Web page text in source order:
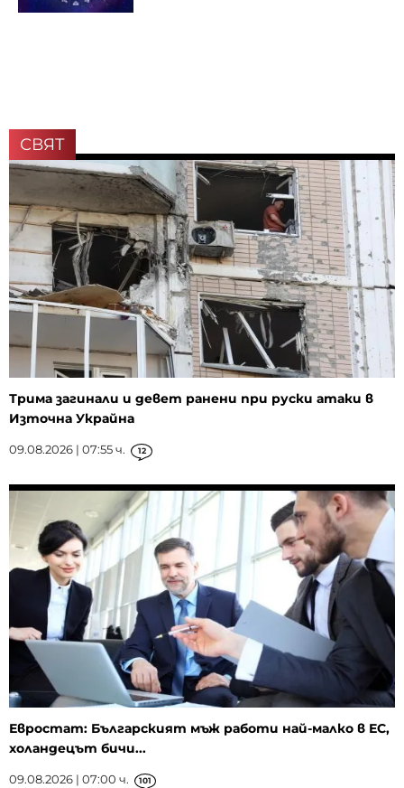
СВЯТ
Трима загинали и девет ранени при руски атаки в
Източна Украйна
09.08.2026 | 07:55 ч. 12
Евростат: Българският мъж работи най-малко в ЕС,
холандецът бичи...
09.08.2026 | 07:00 ч. 101